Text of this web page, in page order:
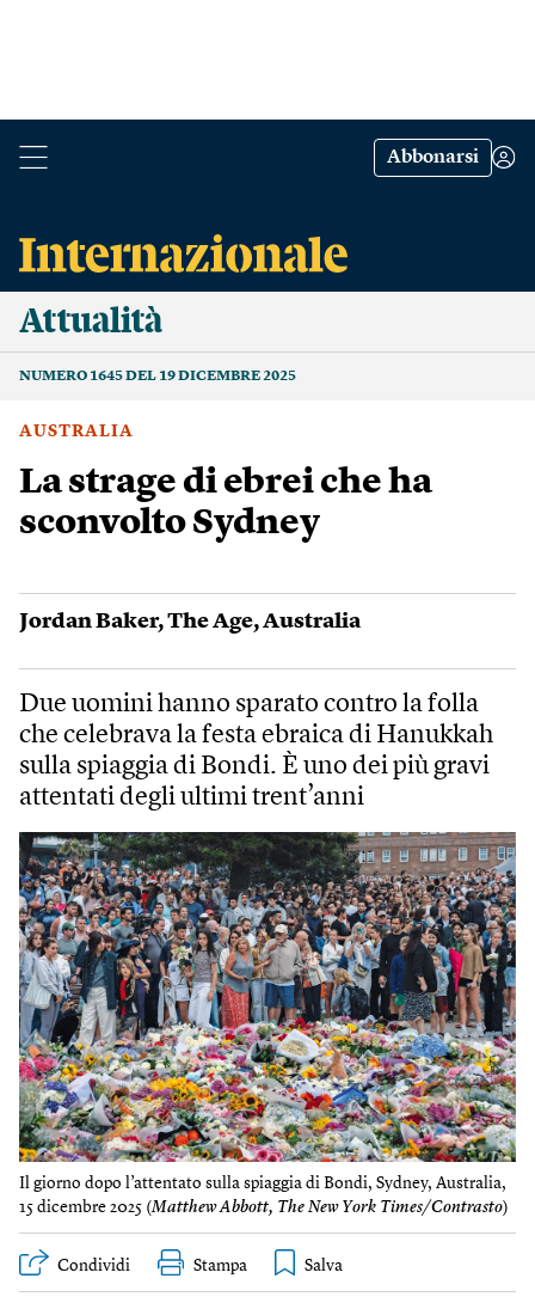
Abbonarsi
Attualità
NUMERO 1645 DEL 19 DICEMBRE 2025
AUSTRALIA
La strage di ebrei che ha
sconvolto Sydney
Jordan Baker,The Age,Australia
Due uomini hanno sparato contro la folla
che celebrava la festa ebraica di Hanukkah
sulla spiaggia di Bondi. È uno dei più gravi
attentati degli ultimi trent’anni
Il giorno dopo l’attentato sulla spiaggia di Bondi, Sydney, Australia,
15 dicembre 2025 (Matthew Abbott, The New York Times/Contrasto)
Condividi Stampa